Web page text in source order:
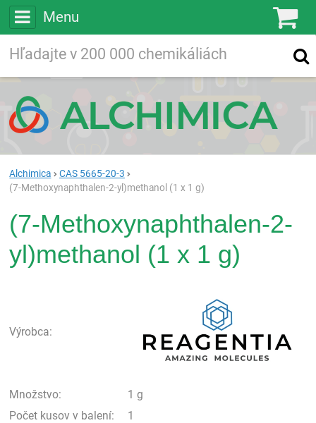
Menu
Vyhľadávanie
Alchimica
CAS 5665-20-3
(7-Methoxynaphthalen-2-yl)methanol (1 x 1 g)
(7-Methoxynaphthalen-2-
yl)methanol (1 x 1 g)
Výrobca:
Množstvo:
1 g
Počet kusov v balení:
1